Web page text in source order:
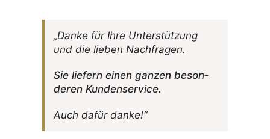
„Danke für Ihre Unter­stüt­zung
und die lieben Nachfragen.
Sie liefern einen ganzen beson­
deren Kundenservice.
Auch dafür danke!“